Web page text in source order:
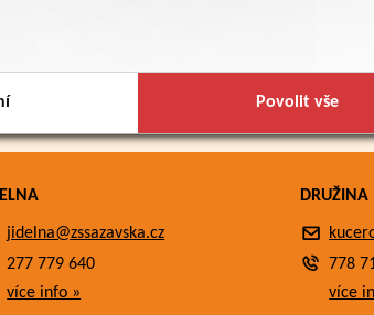
Povolit vše
jidelna@zssazavska.cz
277 779 640
více info »
DRUŽINA
778
více